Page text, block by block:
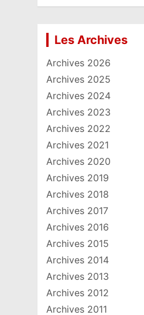
Les Archives
Archives 2026
Archives 2025
Archives 2024
Archives 2023
Archives 2022
Archives 2021
Archives 2020
Archives 2019
Archives 2018
Archives 2017
Archives 2016
Archives 2015
Archives 2014
Archives 2013
Archives 2012
Archives 2011